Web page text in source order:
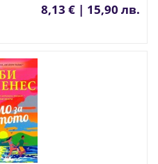
8,13 € | 15,90 лв.